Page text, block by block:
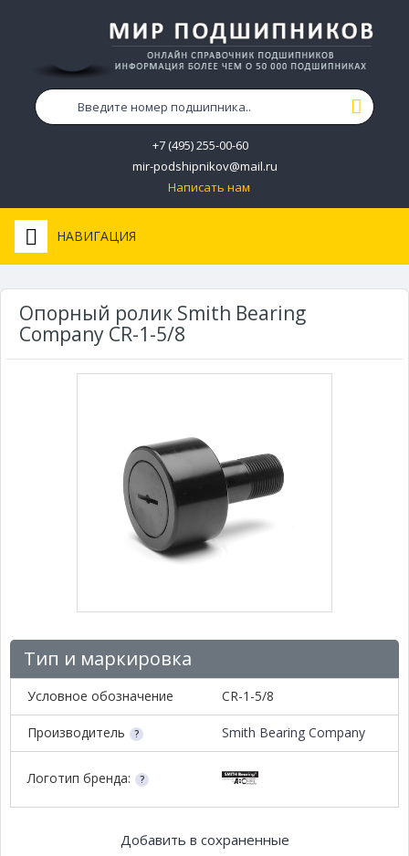
+7 (495) 255-00-60
mir-podshipnikov@mail.ru
Написать нам
НАВИГАЦИЯ
Опорный ролик Smith Bearing
Company CR-1-5/8
Тип и маркировка
Условное обозначение CR-1-5/8
Производитель Smith Bearing Company
Логотип бренда:
Добавить в сохраненные